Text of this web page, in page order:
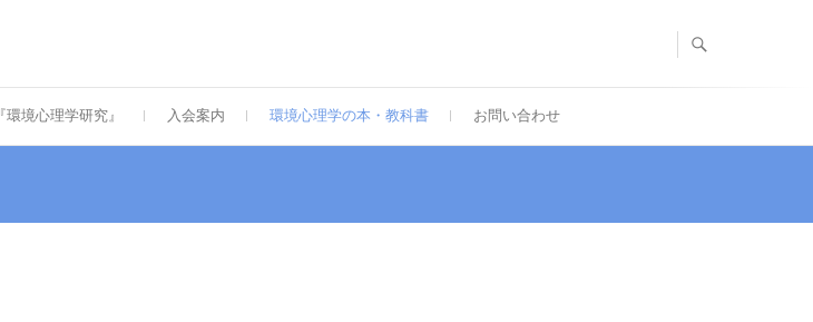
環境心理学研究』 入会案内 環境心理学の本・教科書 お問い合わせ